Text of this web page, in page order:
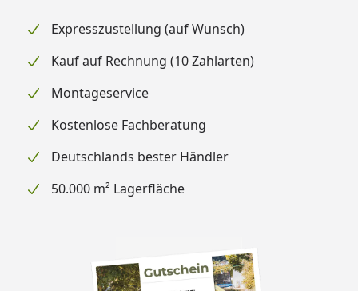
Expresszustellung (auf Wunsch)
Kauf auf Rechnung (10 Zahlarten)
Montageservice
Kostenlose Fachberatung
Deutschlands bester Händler
50.000 m² Lagerfläche